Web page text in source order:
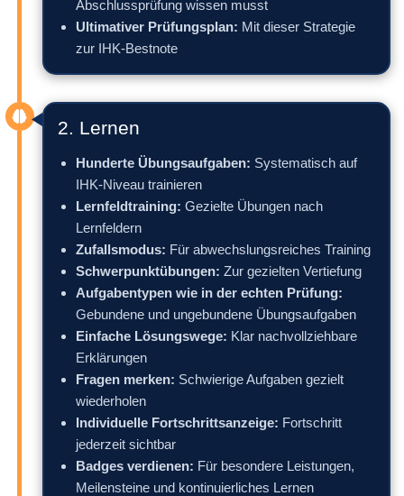
Abschlussprüfung wissen musst
Ultimativer Prüfungsplan: Mit dieser Strategie
zur IHK-Bestnote
2. Lernen
Hunderte Übungsaufgaben: Systematisch auf
IHK-Niveau trainieren
Lernfeldtraining: Gezielte Übungen nach
Lernfeldern
Zufallsmodus: Für abwechslungsreiches Training
Schwerpunktübungen: Zur gezielten Vertiefung
Aufgabentypen wie in der echten Prüfung:
Gebundene und ungebundene Übungsaufgaben
Einfache Lösungswege: Klar nachvollziehbare
Erklärungen
Fragen merken: Schwierige Aufgaben gezielt
wiederholen
Individuelle Fortschrittsanzeige: Fortschritt
jederzeit sichtbar
Badges verdienen: Für besondere Leistungen,
Meilensteine und kontinuierliches Lernen